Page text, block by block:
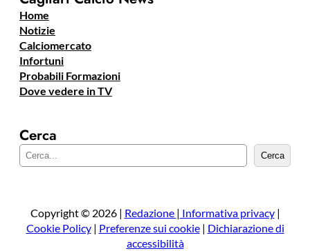
Home
Notizie
Calciomercato
Infortuni
Probabili Formazioni
Dove vedere in TV
Cerca
e
a
Cerca
Copyright © 2026 | Redazione | Informativa privacy|
Cookie Policy| Preferenze sui cookie| Dichiarazione di
accessibilità